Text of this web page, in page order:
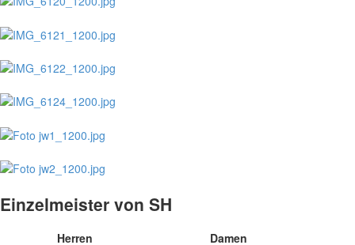
Einzelmeister von SH
Herren
Damen